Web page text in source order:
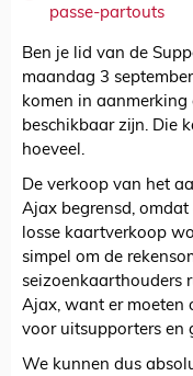
passe-partouts
Ben je lid van de
maandag 3
komen in
beschikbaar zijn. Die
hoeveel.
De verkoop van het
Ajax begrensd,
losse kaartverkoop
simpel om de
seizoenkaarthouders
Ajax, want er moeten
voor uitsupporters en
We kunnen dus